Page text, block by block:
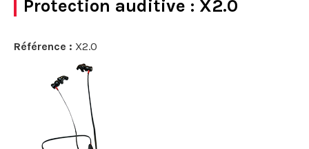
Protection auditive : X2.0
Référence : X2.0